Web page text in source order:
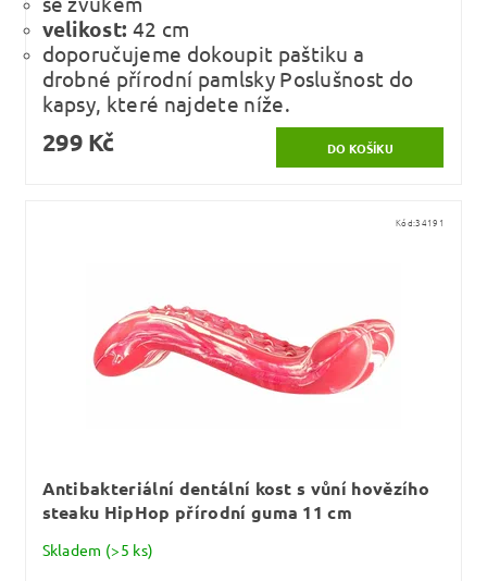
velikost: 42 cm
doporučujeme dokoupit paštiku a
drobné přírodní pamlsky Poslušnost do
kapsy, které najdete níže.
299 Kč
Kód:34191
Antibakteriální dentální kost s vůní hovězího
steaku HipHop přírodní guma 11 cm
Skladem (>5 ks)